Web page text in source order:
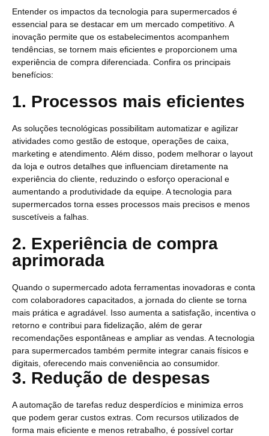
Entender os impactos da tecnologia para supermercados é
essencial para se destacar em um mercado competitivo. A
inovação permite que os estabelecimentos acompanhem
tendências, se tornem mais eficientes e proporcionem uma
experiência de compra diferenciada. Confira os principais
benefícios:
1. Processos mais eficientes
As soluções tecnológicas possibilitam automatizar e agilizar
atividades como gestão de estoque, operações de caixa,
marketing e atendimento. Além disso, podem melhorar o layout
da loja e outros detalhes que influenciam diretamente na
experiência do cliente, reduzindo o esforço operacional e
aumentando a produtividade da equipe. A tecnologia para
supermercados torna esses processos mais precisos e menos
suscetíveis a falhas.
2. Experiência de compra
aprimorada
Quando o supermercado adota ferramentas inovadoras e conta
com colaboradores capacitados, a jornada do cliente se torna
mais prática e agradável. Isso aumenta a satisfação, incentiva o
retorno e contribui para fidelização, além de gerar
recomendações espontâneas e ampliar as vendas. A tecnologia
para supermercados também permite integrar canais físicos e
digitais, oferecendo mais conveniência ao consumidor.
3. Redução de despesas
A automação de tarefas reduz desperdícios e minimiza erros
que podem gerar custos extras. Com recursos utilizados de
forma mais eficiente e menos retrabalho, é possível cortar